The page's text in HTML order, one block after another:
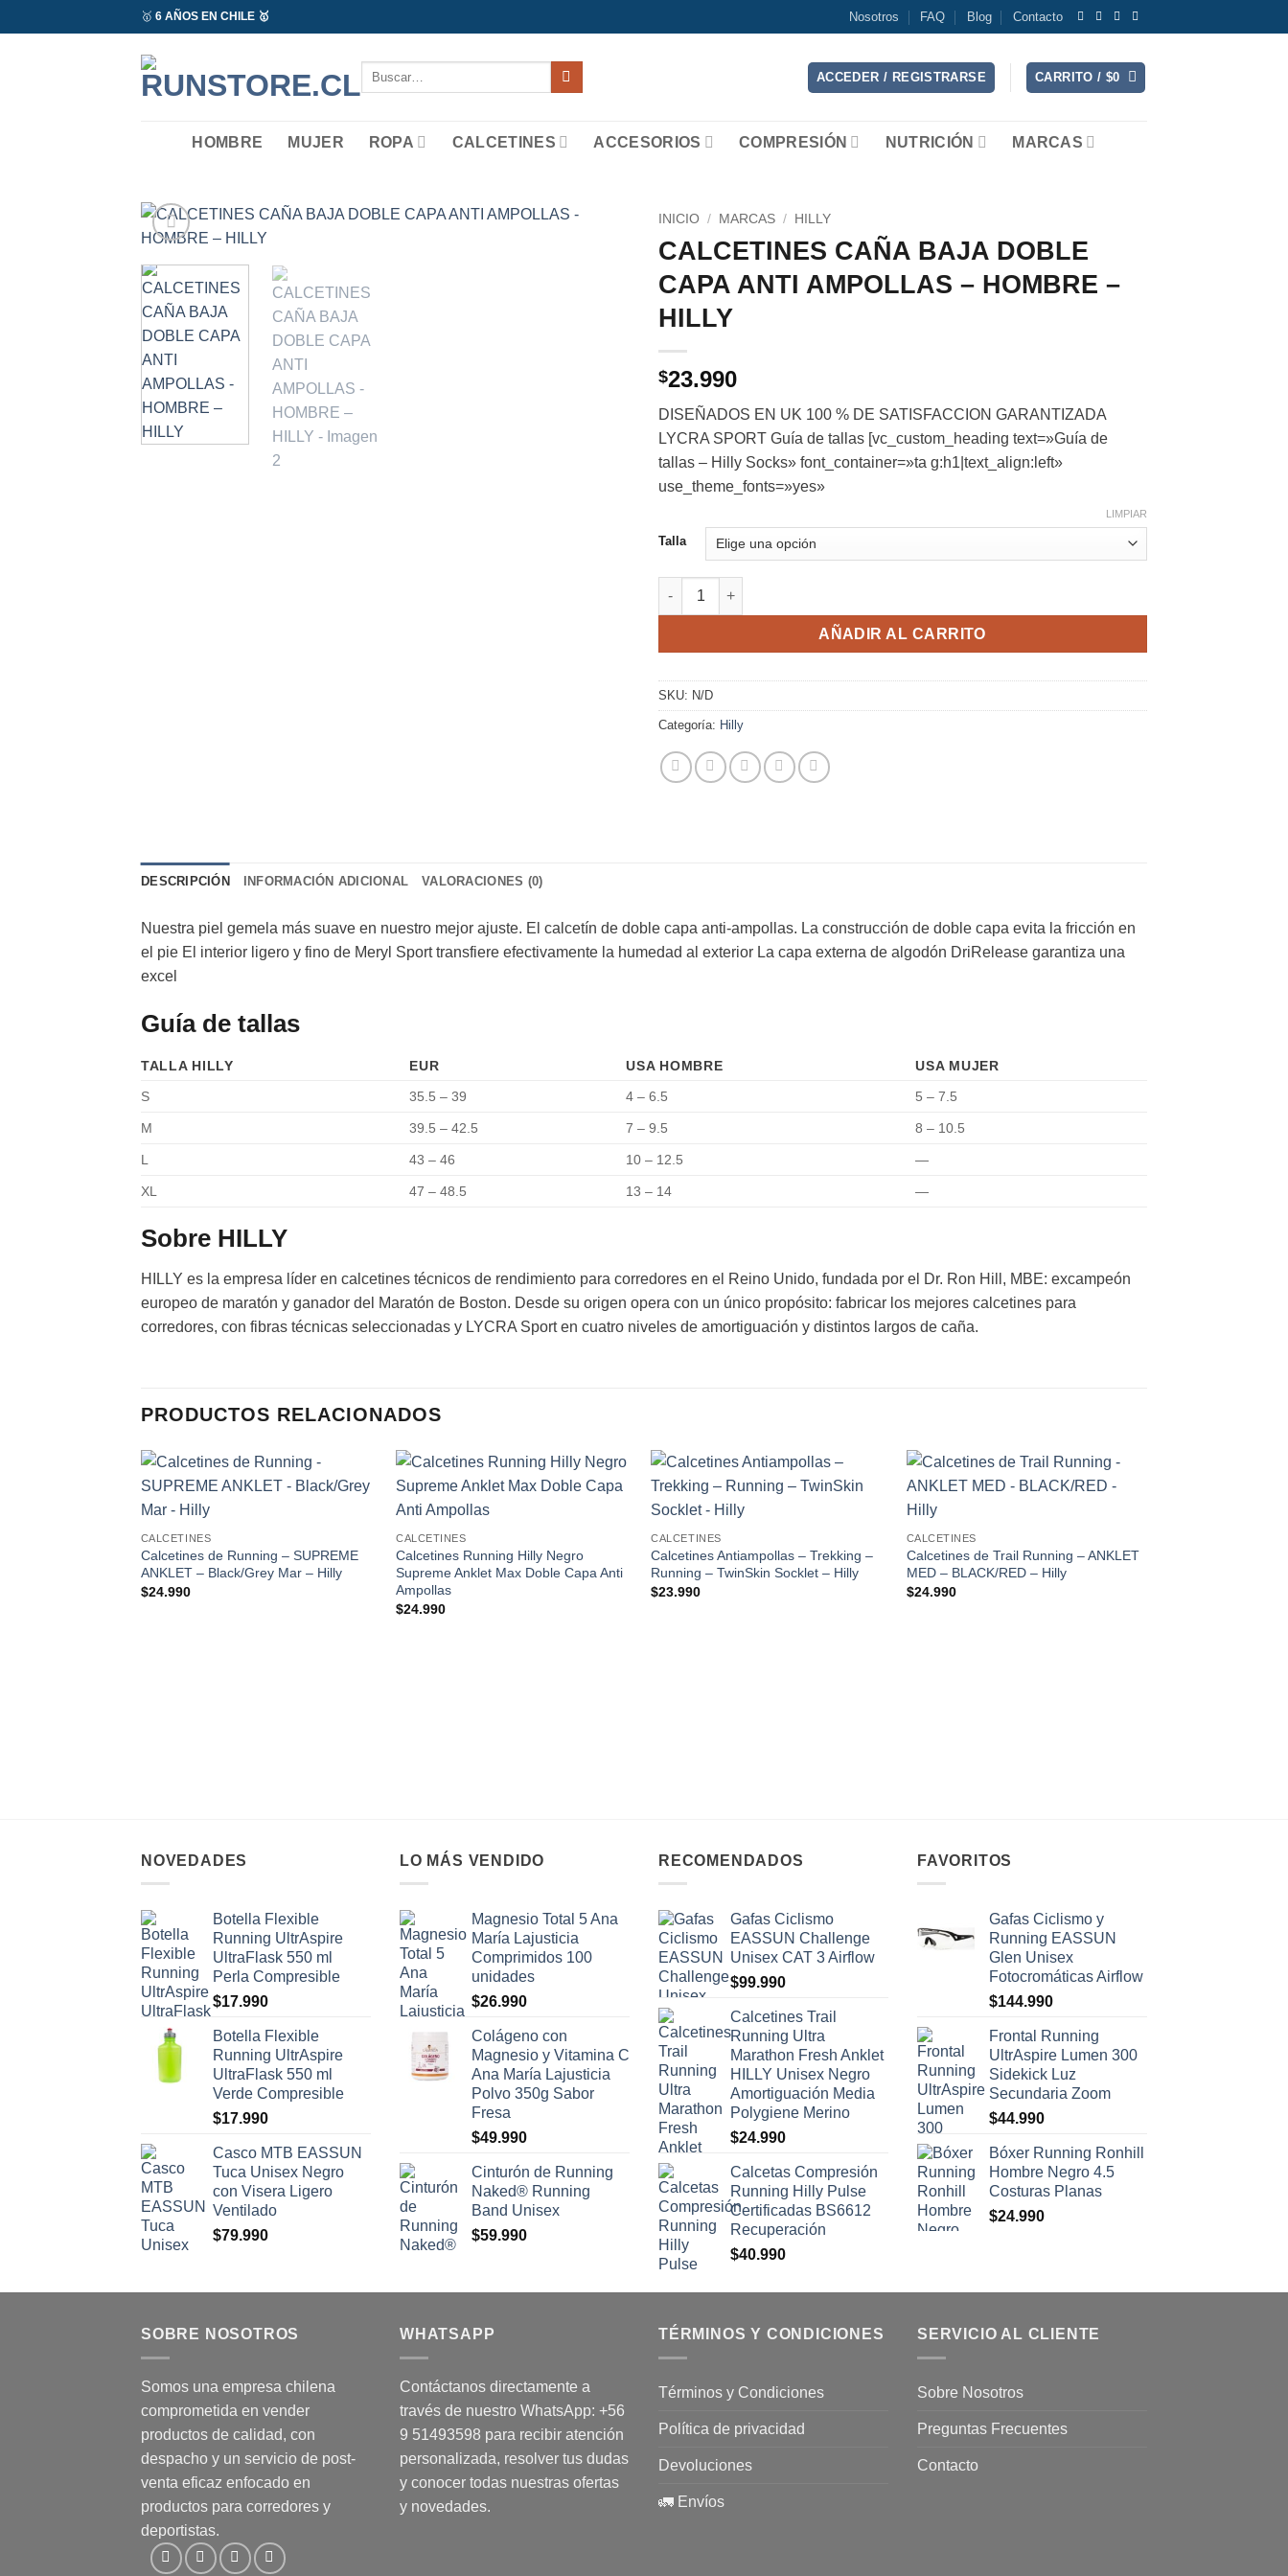
al
🥇 6 AÑOS EN CHILE 🥇 Nosotros FAQ Blog Contacto
Buscar
ACCEDER / REGISTRARSE CARRITO / $0
HOMBRE MUJER ROPA CALCETINES ACCESORIOS COMPRESIÓN NUTRICIÓN MARCAS
INICIO / MARCAS / HILLY
CALCETINES CAÑA BAJA DOBLE
CAPA ANTI AMPOLLAS – HOMBRE –
HILLY
$23.990
DISEÑADOS EN UK 100 % DE SATISFACCION GARANTIZADA
LYCRA SPORT Guía de tallas [vc_custom_heading text=»Guía de
tallas – Hilly Socks» font_container=»ta g:h1|text_align:left»
use_theme_fonts=»yes»
Talla
LIMPIAR
CALCETINES CAÑA BAJA DOBLE CAPA ANTI AMPOLLAS - HOMBRE – HILLY cantidad
AÑADIR AL CARRITO
SKU: N/D
Categoría: Hilly
DESCRIPCIÓN INFORMACIÓN ADICIONAL VALORACIONES (0)
Nuestra piel gemela más suave en nuestro mejor ajuste. El calcetín de doble capa anti-ampollas. La construcción de doble capa evita la fricción en
el pie El interior ligero y fino de Meryl Sport transfiere efectivamente la humedad al exterior La capa externa de algodón DriRelease garantiza una
excel
Guía de tallas
TALLA HILLY EUR USA HOMBRE
USA MUJER
S
35.5 – 39 4 – 6.5 5 – 7.5
M 39.5 – 42.5 7 – 9.5 8 – 10.5
L 43 – 46 10 – 12.5 —
XL 47 – 48.5 13 – 14 —
Sobre HILLY
HILLY es la empresa líder en calcetines técnicos de rendimiento para corredores en el Reino Unido, fundada por el Dr. Ron Hill, MBE: excampeón
europeo de maratón y ganador del Maratón de Boston. Desde su origen opera con un único propósito: fabricar los mejores calcetines para
corredores, con fibras técnicas seleccionadas y LYCRA Sport en cuatro niveles de amortiguación y distintos largos de caña.
PRODUCTOS RELACIONADOS
CALCETINES
Calcetines de Running – SUPREME
ANKLET – Black/Grey Mar – Hilly
$24.990
CALCETINES
Calcetines Running Hilly Negro
Supreme Anklet Max Doble Capa Anti
Ampollas
$24.990
CALCETINES
Calcetines Antiampollas – Trekking –
Running – TwinSkin Socklet – Hilly
$23.990
CALCETINES
Calcetines de Trail Running – ANKLET
MED – BLACK/RED – Hilly
$24.990
NOVEDADES
Botella Flexible
Running UltrAspire
UltraFlask 550 ml
Perla Compresible
$17.990
Botella Flexible
Running UltrAspire
UltraFlask 550 ml
Verde Compresible
$17.990
Casco MTB EASSUN
Tuca Unisex Negro
con Visera Ligero
Ventilado
$79.990
LO MÁS VENDIDO
Magnesio Total 5 Ana
María Lajusticia
Comprimidos 100
unidades
$26.990
Colágeno con
Magnesio y Vitamina C
Ana María Lajusticia
Polvo 350g Sabor
Fresa
$49.990
Cinturón de Running
Naked® Running
Band Unisex
$59.990
RECOMENDADOS
Gafas Ciclismo
EASSUN Challenge
Unisex CAT 3 Airflow
$99.990
Calcetines Trail
Running Ultra
Marathon Fresh Anklet
HILLY Unisex Negro
Amortiguación Media
Polygiene Merino
$24.990
Calcetas Compresión
Running Hilly Pulse
Certificadas BS6612
Recuperación
$40.990
FAVORITOS
Gafas Ciclismo y
Running EASSUN
Glen Unisex
Fotocromáticas Airflow
$144.990
Frontal Running
UltrAspire Lumen 300
Sidekick Luz
Secundaria Zoom
$44.990
Bóxer Running Ronhill
Hombre Negro 4.5
Costuras Planas
$24.990
SOBRE NOSOTROS
Somos una empresa chilena
comprometida en vender
productos de calidad, con
despacho y un servicio de post-
venta eficaz enfocado en
productos para corredores y
deportistas.
WHATSAPP
Contáctanos directamente a
través de nuestro WhatsApp: +56
9 51493598 para recibir atención
personalizada, resolver tus dudas
y conocer todas nuestras ofertas
y novedades.
TÉRMINOS Y CONDICIONES
Términos y Condiciones
Política de privacidad
Devoluciones
🚛 Envíos
SERVICIO AL CLIENTE
Sobre Nosotros
Preguntas Frecuentes
Contacto